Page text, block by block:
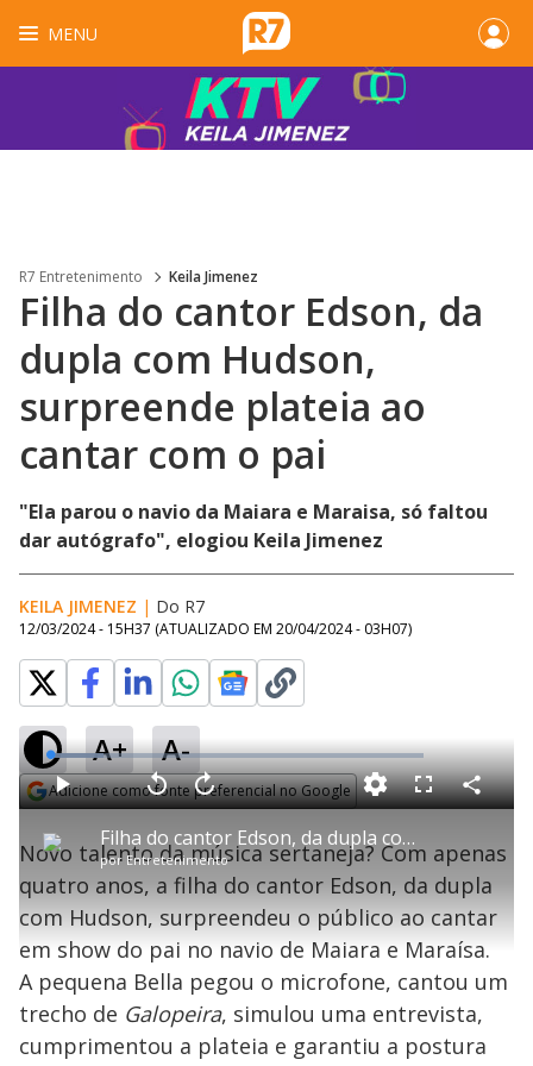
MENU
R7 Entretenimento Keila Jimenez
Filha do cantor Edson, da
dupla com Hudson,
surpreende plateia ao
cantar com o pai
"Ela parou o navio da Maiara e Maraisa, só faltou
dar autógrafo", elogiou Keila Jimenez
KEILA JIMENEZ | Do R7
12/03/2024 - 15H37 (ATUALIZADO EM 20/04/2024 - 03H07)
A+ A-
Adicione como fonte preferencial no Google
P
l
a
Filha do cantor Edson, da dupla com Hudson, surpreende plateia ao cantar com o pai
por Entretenimento
P V
t
a
r
0
e
g
n
d
o
s
A
n
ç
a
1
s
e
u
n
o
L
o
a
d
e
1
4
4
3
F
s
c
e
C
o
a
r
i
l
a
Novo talento da música sertaneja? Com apenas
quatro anos, a filha do cantor Edson, da dupla
com Hudson, surpreendeu o público ao cantar
em show do pai no navio de Maiara e Maraísa.
A pequena Bella pegou o microfone, cantou um
trecho de Galopeira, simulou uma entrevista,
cumprimentou a plateia e garantiu a postura